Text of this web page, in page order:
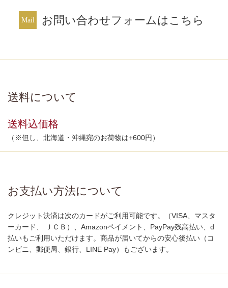
お問い合わせフォームはこちら
送料について
送料込価格
（※但し、北海道・沖縄宛のお荷物は+600円）
お支払い方法について
クレジット決済は次のカードがご利用可能です。（VISA、マスタ
ーカード、 ＪＣＢ）、Amazonペイメント、PayPay残高払い、d
払いもご利用いただけます。商品が届いてからの安心後払い（コ
ンビニ、郵便局、銀行、LINE Pay）もございます。